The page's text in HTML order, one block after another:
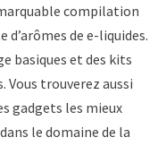
compilation
d’arômes de e-liquides.
basiques et des kits
Vous trouverez aussi
gadgets les mieux
le domaine de la